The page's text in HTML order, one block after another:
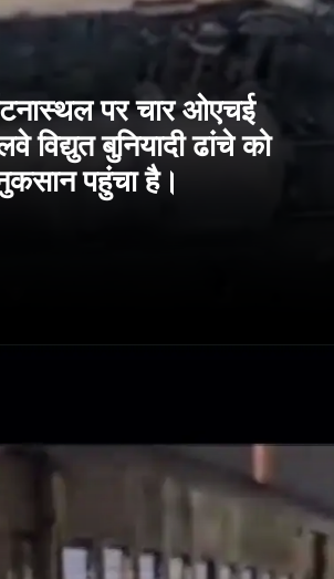
पर चार ओएचई
विद्युत बुनियादी ढांचे को
पहुंचा है।